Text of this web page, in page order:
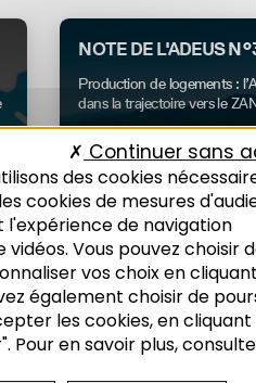
NOTE DE L'ADEUS
Production de logements :
dans la trajectoire vers le
Foncier Habitat
des cookies
cookies de mesures
de navigation
Vous pouvez choisir
vos choix en
également choisir de
les cookies, en cliquant
Pour en savoir plus,
Continuer sans